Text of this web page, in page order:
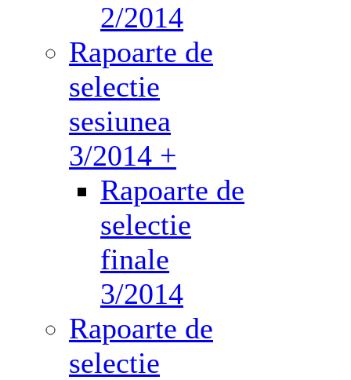
2/2014
Rapoarte de
selectie
sesiunea
3/2014 +
Rapoarte de
selectie
finale
3/2014
Rapoarte de
selectie